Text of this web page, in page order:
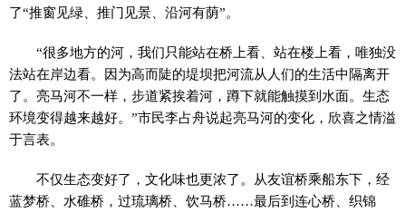
了“推窗见绿、推门见景、沿河有荫”。
“很多地方的河，我们只能站在桥上看、站在楼上看，唯独没
法站在岸边看。因为高而陡的堤坝把河流从人们的生活中隔离开
了。亮马河不一样，步道紧挨着河，蹲下就能触摸到水面。生态
环境变得越来越好。”市民李占舟说起亮马河的变化，欣喜之情溢
于言表。
不仅生态变好了，文化味也更浓了。从友谊桥乘船东下，经
蓝梦桥、水碓桥，过琉璃桥、饮马桥……最后到连心桥、织锦